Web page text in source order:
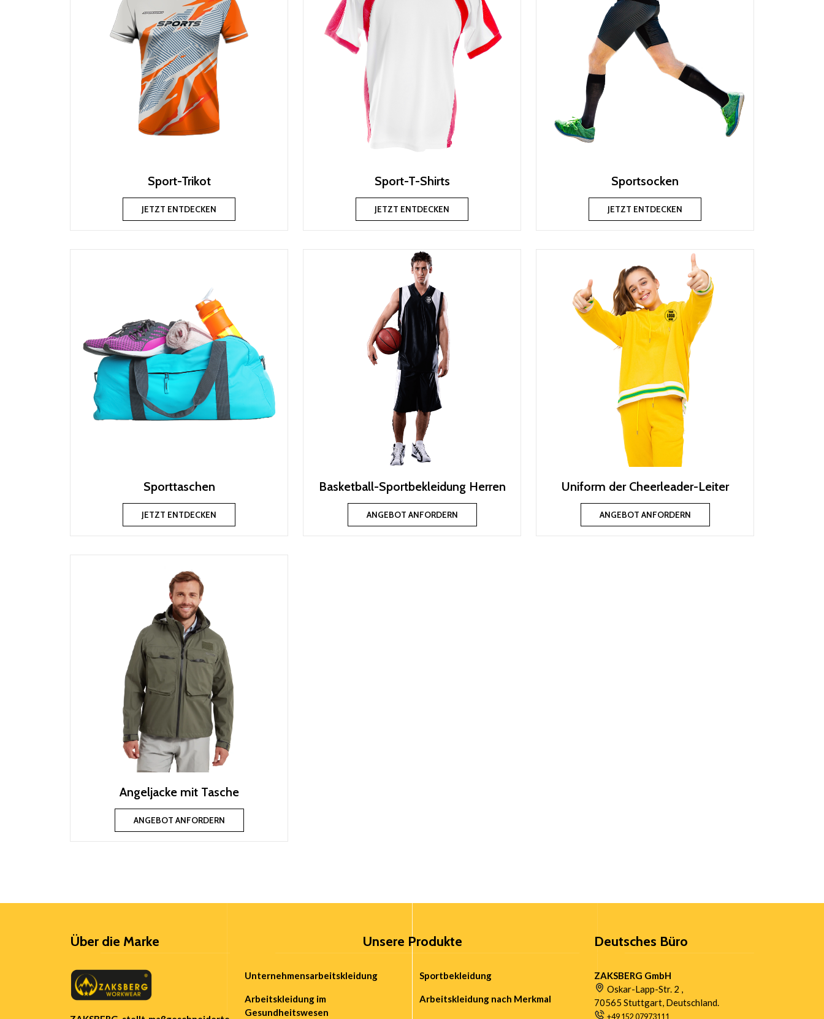
Sport-Trikot
JETZT ENTDECKEN
Sport-T-Shirts
JETZT ENTDECKEN
Sportsocken
JETZT ENTDECKEN
Sporttaschen
JETZT ENTDECKEN
Basketball-Sportbekleidung Herren
ANGEBOT ANFORDERN
Uniform der Cheerleader-Leiter
ANGEBOT ANFORDERN
Angeljacke mit Tasche
ANGEBOT ANFORDERN
Über die Marke Unsere Produkte
Unternehmensarbeitskleidung
Arbeitskleidung im
Gesundheitswesen
Sportbekleidung
Arbeitskleidung nach Merkmal
Deutsches Büro
ZAKSBERG GmbH
Oskar-Lapp-Str. 2 ,
70565 Stuttgart, Deutschland.
+49 152 07973111